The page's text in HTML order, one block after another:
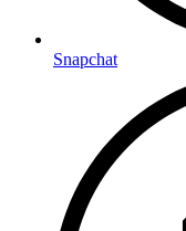
Snapchat